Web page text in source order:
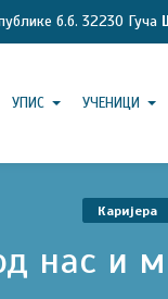
б.б. 32230 Гуча
УПИС УЧЕНИЦИ
нас и
Каријера